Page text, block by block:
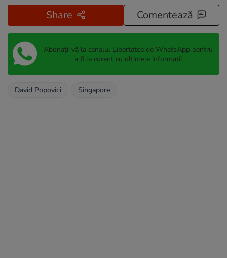
Share Comentează
Abonați-vă la canalul Libertatea de WhatsApp pentru
a fi la curent cu ultimele informații
David Popovici Singapore